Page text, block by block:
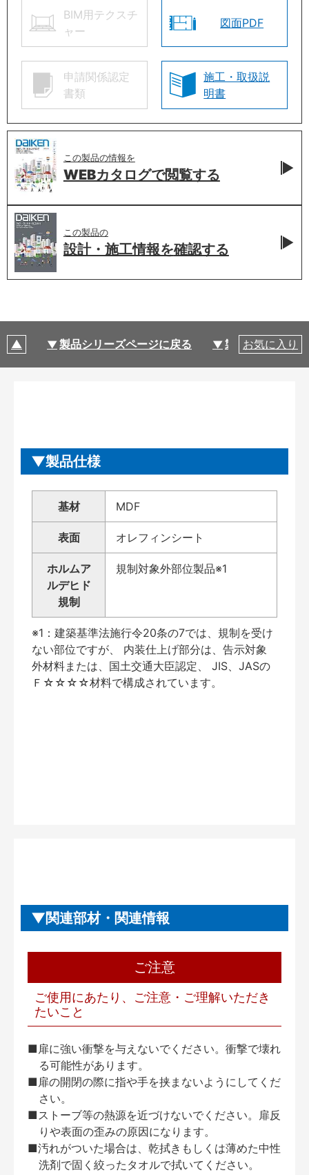
BIM用テクスチ
ャー
図面PDF
申請関係認定
書類
施工・取扱説
明書
この製品の情報を
WEBカタログで閲覧する
この製品の
設計・施工情報を確認する
製品シリーズページに戻る 製品仕様
お気に入り
製品仕様
基材 MDF
表面 オレフィンシート
ホルムア
ルデヒド
規制
規制対象外部位製品※1
※1：建築基準法施行令20条の7では、規制を受け
ない部位ですが、 内装仕上げ部分は、告示対象
外材料または、国土交通大臣認定、 JIS、JASの
Ｆ☆☆☆☆材料で構成されています。
関連部材・関連情報
ご注意
ご使用にあたり、ご注意・ご理解いただき
たいこと
■扉に強い衝撃を与えないでください。衝撃で壊れ
る可能性があります。
■扉の開閉の際に指や手を挟まないようにしてくだ
さい。
■ストーブ等の熱源を近づけないでください。扉反
りや表面の歪みの原因になります。
■汚れがついた場合は、乾拭きもしくは薄めた中性
洗剤で固く絞ったタオルで拭いてください。